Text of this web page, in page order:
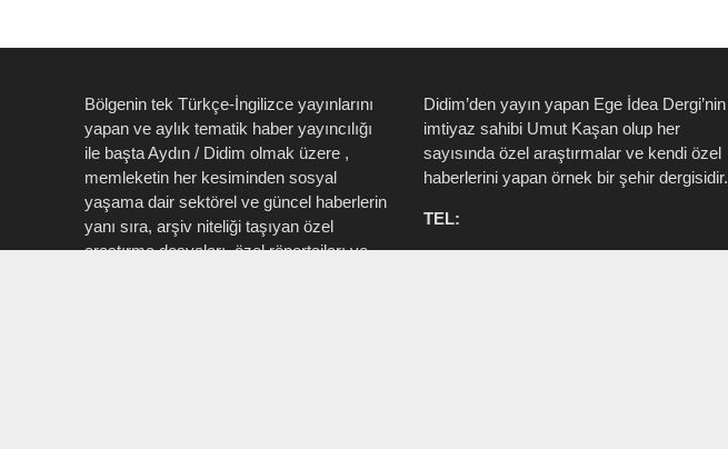
Bölgenin tek Türkçe-İngilizce yayınlarını
yapan ve aylık tematik haber yayıncılığı
ile başta Aydın / Didim olmak üzere ,
memleketin her kesiminden sosyal
yaşama dair sektörel ve güncel haberlerin
yanı sıra, arşiv niteliği taşıyan özel
araştırma dosyaları, özel röportajları ve
Didim’den yayın yapan Ege İdea Dergi’nin
imtiyaz sahibi Umut Kaşan olup her
sayısında özel araştırmalar ve kendi özel
haberlerini yapan örnek bir şehir dergisidir.
TEL: